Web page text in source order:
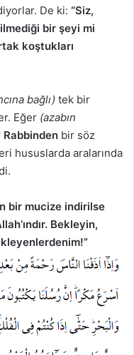
De ki: “Siz,
bir şeyi mi
koştukları
bağlı) tek bir
Eğer (azabın
Rabbinden bir söz
hususlarda aralarında
bir mucize indirilse
Bekleyin,